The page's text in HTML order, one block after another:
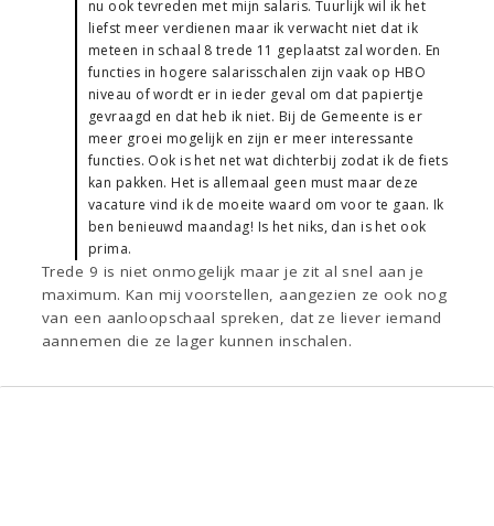
nu ook tevreden met mijn salaris. Tuurlijk wil ik het
liefst meer verdienen maar ik verwacht niet dat ik
meteen in schaal 8 trede 11 geplaatst zal worden. En
functies in hogere salarisschalen zijn vaak op HBO
niveau of wordt er in ieder geval om dat papiertje
gevraagd en dat heb ik niet. Bij de Gemeente is er
meer groei mogelijk en zijn er meer interessante
functies. Ook is het net wat dichterbij zodat ik de fiets
kan pakken. Het is allemaal geen must maar deze
vacature vind ik de moeite waard om voor te gaan. Ik
ben benieuwd maandag! Is het niks, dan is het ook
prima.
Trede 9 is niet onmogelijk maar je zit al snel aan je
maximum. Kan mij voorstellen, aangezien ze ook nog
van een aanloopschaal spreken, dat ze liever iemand
aannemen die ze lager kunnen inschalen.